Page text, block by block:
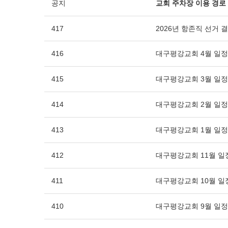
공지 교회 주차장 이용 경로
417 2026년 항존직 선거
416 대구평강교회 4월 일정
415 대구평강교회 3월 일정
414 대구평강교회 2월 일정
413 대구평강교회 1월 일정
412 대구평강교회 11월 일
411 대구평강교회 10월 일
410 대구평강교회 9월 일정